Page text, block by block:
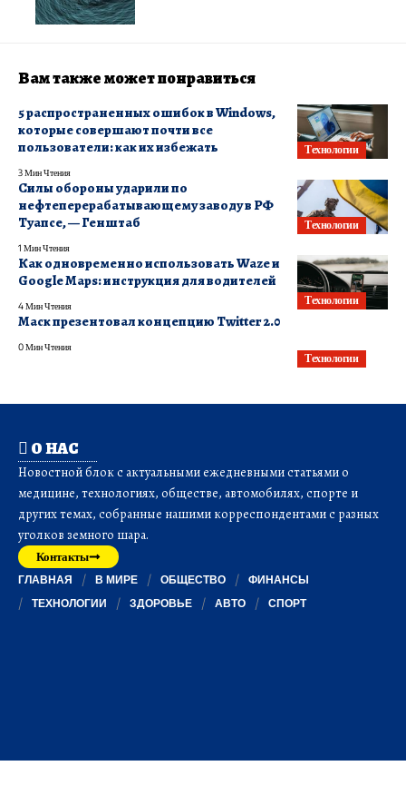
Вам также может понравиться
Технологии
5 распространенных ошибок в Windows,
которые совершают почти все
пользователи: как их избежать
3 Мин Чтения
Технологии
Силы обороны ударили по
нефтеперерабатывающему заводу в РФ
Туапсе, — Генштаб
1 Мин Чтения
Технологии
Как одновременно использовать Waze и
Google Maps: инструкция для водителей
4 Мин Чтения
Технологии
Маск презентовал концепцию Twitter 2.0
0 Мин Чтения
О НАС
Новостной блок с актуальными ежедневными статьями о
медицине, технологиях, обществе, автомобилях, спорте и
других темах, собранные нашими корреспондентами с разных
уголков земного шара.
Контакты
ГЛАВНАЯ В МИРЕ ОБЩЕСТВО
ФИНАНСЫ
ТЕХНОЛОГИИ
ЗДОРОВЬЕ АВТО СПОРТ